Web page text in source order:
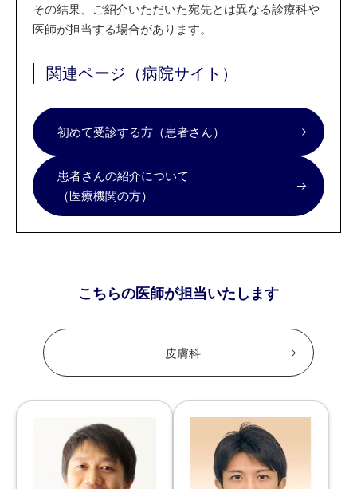
その結果、ご紹介いただいた宛先とは異なる診療科や
医師が担当する場合があります。
関連ページ（病院サイト）
初めて受診する方（患者さん）
患者さんの紹介について
（医療機関の方）
こちらの医師が担当いたします
皮膚科